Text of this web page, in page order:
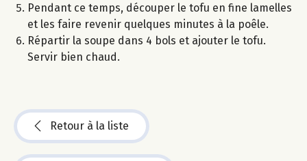
Pendant ce temps, découper le tofu en fine lamelles
et les faire revenir quelques minutes à la poêle.
Répartir la soupe dans 4 bols et ajouter le tofu.
Servir bien chaud.
Retour à la liste